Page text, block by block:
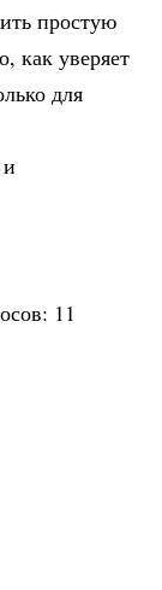
простую
как уверяет
для
11